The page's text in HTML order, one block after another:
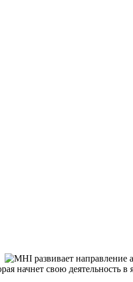
начнет свою деятельность в